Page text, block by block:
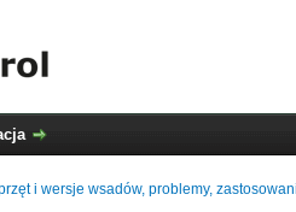
i wersje wsadów, problemy,